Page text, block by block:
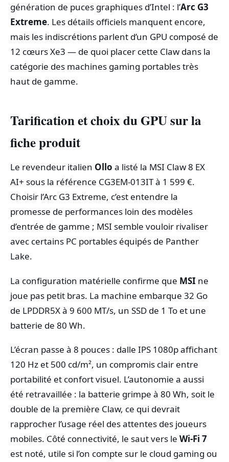
génération de puces graphiques d’Intel : l’Arc G3
Extreme. Les détails officiels manquent encore,
mais les indiscrétions parlent d’un GPU composé de
12 cœurs Xe3 — de quoi placer cette Claw dans la
catégorie des machines gaming portables très
haut de gamme.
Tarification et choix du GPU sur la
fiche produit
Le revendeur italien Ollo a listé la MSI Claw 8 EX
AI+ sous la référence CG3EM-013IT à 1 599 €.
Choisir l’Arc G3 Extreme, c’est entendre la
promesse de performances loin des modèles
d’entrée de gamme ; MSI semble vouloir rivaliser
avec certains PC portables équipés de Panther
Lake.
La configuration matérielle confirme que MSI ne
joue pas petit bras. La machine embarque 32 Go
de LPDDR5X à 9 600 MT/s, un SSD de 1 To et une
batterie de 80 Wh.
L’écran passe à 8 pouces : dalle IPS 1080p affichant
120 Hz et 500 cd/m², un compromis clair entre
portabilité et confort visuel. L’autonomie a aussi
été retravaillée : la batterie grimpe à 80 Wh, soit le
double de la première Claw, ce qui devrait
rapprocher l’usage réel des attentes des joueurs
mobiles. Côté connectivité, le saut vers le Wi‑Fi 7
est noté, utile si l’on compte sur le cloud gaming ou